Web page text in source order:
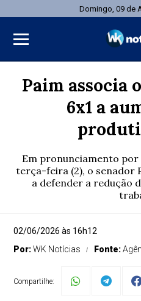
Domingo, 09 de
Paim associa
6x1 a
Em pronunciamento
terça-feira (2), o senador
a defender a redução
02/06/2026 às 16h12
Por:WK Notícias Fonte:
Compartilhe: